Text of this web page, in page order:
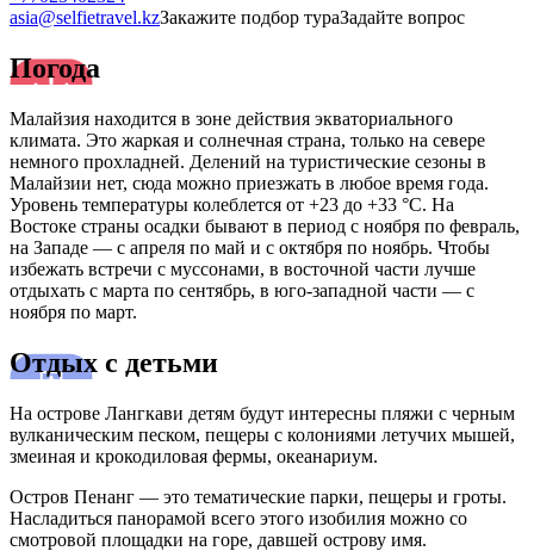
asia@selfietravel.kzЗакажите подбор тураЗадайте вопрос
Погода
Малайзия находится в зоне действия экваториального
климата. Это жаркая и солнечная страна, только на севере
немного прохладней. Делений на туристические сезоны в
Малайзии нет, сюда можно приезжать в любое время года.
Уровень температуры колеблется от +23 до +33 °С. На
Востоке страны осадки бывают в период с ноября по февраль,
на Западе — с апреля по май и с октября по ноябрь. Чтобы
избежать встречи с муссонами, в восточной части лучше
отдыхать с марта по сентябрь, в юго-западной части — с
ноября по март.
Отдых с детьми
На острове Лангкави детям будут интересны пляжи с черным
вулканическим песком, пещеры с колониями летучих мышей,
змеиная и крокодиловая фермы, океанариум.
Остров Пенанг — это тематические парки, пещеры и гроты.
Насладиться панорамой всего этого изобилия можно со
смотровой площадки на горе, давшей острову имя.